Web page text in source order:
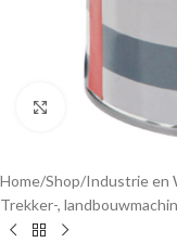
Klik om te
Home/Shop/Industrie en
Trekker-,